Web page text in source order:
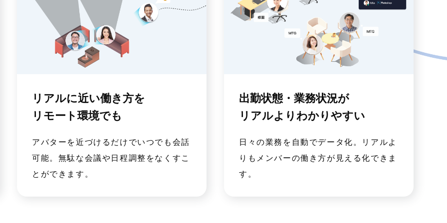
リアルに近い働き方を
リモート環境でも
アバターを近づけるだけでいつでも会話
可能。無駄な会議や日程調整をなくすこ
とができます。
出勤状態・業務状況が
リアルよりわかりやすい
日々の業務を自動でデータ化。リアルよ
りもメンバーの働き方が見える化できま
す。